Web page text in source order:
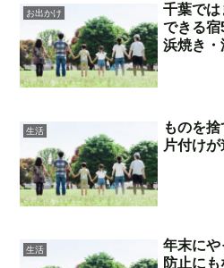
お出かけ
千葉で
できる宿
浜焼き・
生活
ものを捨
片付け
生活
年末に
防止に